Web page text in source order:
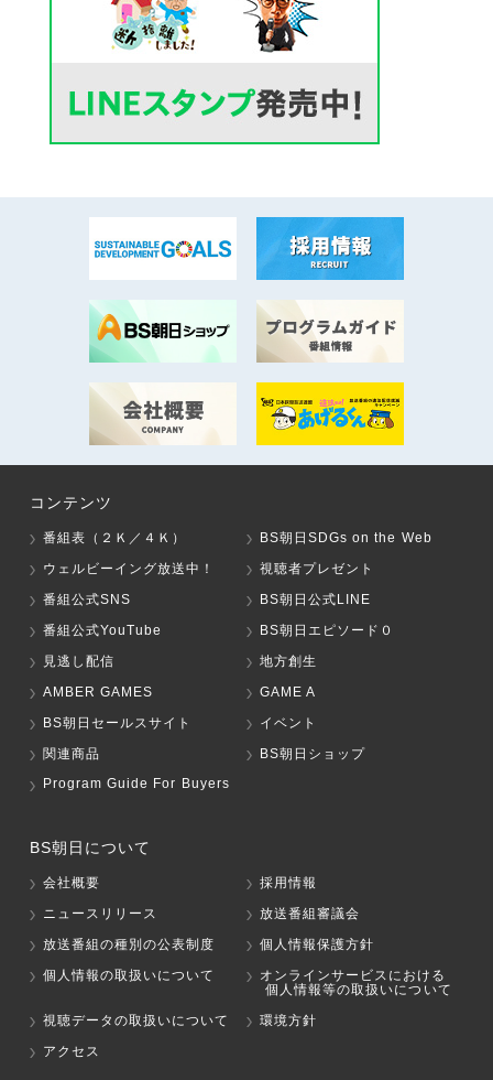
コンテンツ
番組表（２Ｋ／４Ｋ）
BS朝日SDGs on the Web
ウェルビーイング放送中！
視聴者プレゼント
番組公式SNS
BS朝日公式LINE
番組公式YouTube
BS朝日エピソード０
見逃し配信
地方創生
AMBER GAMES
GAME A
BS朝日セールスサイト
イベント
関連商品
BS朝日ショップ
Program Guide For Buyers
BS朝日について
会社概要
採用情報
ニュースリリース
放送番組審議会
放送番組の種別の公表制度
個人情報保護方針
個人情報の取扱いについて
オンラインサービスにおける
個人情報等の取扱いについて
視聴データの取扱いについて
環境方針
アクセス